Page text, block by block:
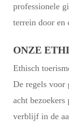
professionele
terrein door en
ONZE
Ethisch
De regels
acht
verblijf in de